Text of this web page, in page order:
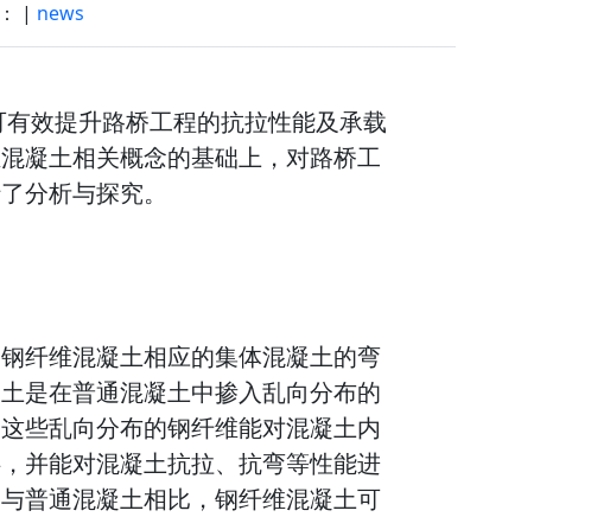
| news
效提升路桥工程的抗拉性能及承载
凝土相关概念的基础上，对路桥工
分析与探究。
纤维混凝土相应的集体混凝土的弯
是在普通混凝土中掺入乱向分布的
些乱向分布的钢纤维能对混凝土内
并能对混凝土抗拉、抗弯等性能进
普通混凝土相比，钢纤维混凝土可